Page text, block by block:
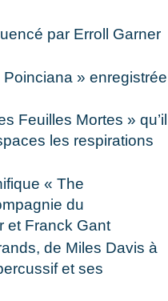
par Erroll Garner
» enregistrée
Feuilles Mortes » qu’il
les respirations
« The
du
et Franck Gant
de Miles Davis à
et ses